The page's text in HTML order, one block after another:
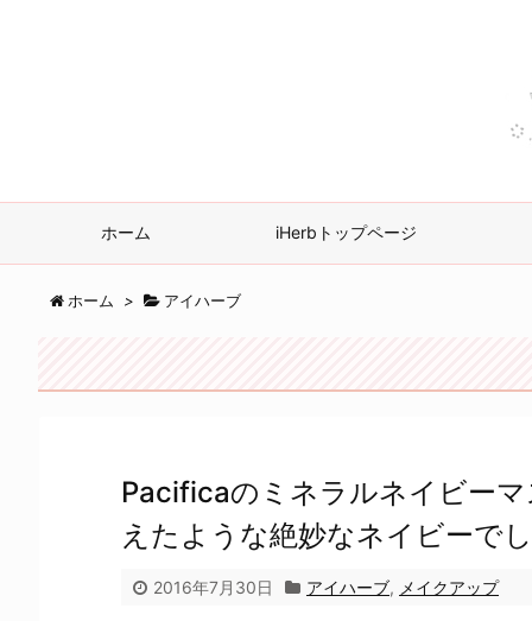
ホーム iHerbトップページ
ホーム > アイハーブ
Pacificaのミネラルネイビー
えたような絶妙なネイビーで
2016年7月30日 アイハーブ, メイクアップ